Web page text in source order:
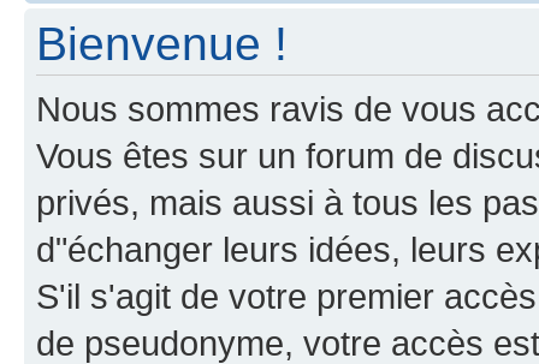
Bienvenue !
Nous sommes ravis de vous
Vous êtes sur un forum de
privés, mais aussi à tous les
d"échanger leurs idées, leurs
S'il s'agit de votre premier
de pseudonyme, votre accès